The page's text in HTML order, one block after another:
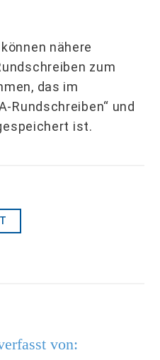
nähere
zum
das im
Rundschreiben“ und
ist.
von: